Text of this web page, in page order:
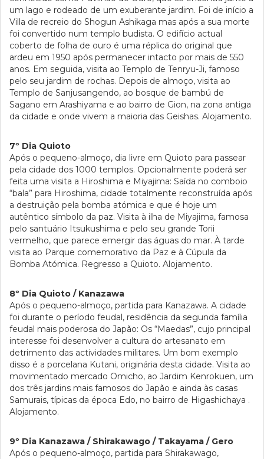
um lago e rodeado de um exuberante jardim. Foi de início a
Villa de recreio do Shogun Ashikaga mas após a sua morte
foi convertido num templo budista. O edifício actual
coberto de folha de ouro é uma réplica do original que
ardeu em 1950 após permanecer intacto por mais de 550
anos. Em seguida, visita ao Templo de Tenryu-Ji, famoso
pelo seu jardim de rochas. Depois de almoço, visita ao
Templo de Sanjusangendo, ao bosque de bambú de
Sagano em Arashiyama e ao bairro de Gion, na zona antiga
da cidade e onde vivem a maioria das Geishas. Alojamento.
7º Dia Quioto
Após o pequeno-almoço, dia livre em Quioto para passear
pela cidade dos 1000 templos. Opcionalmente poderá ser
feita uma visita a Hiroshima e Miyajima: Saída no comboio
“bala” para Hiroshima, cidade totalmente reconstruída após
a destruição pela bomba atómica e que é hoje um
autêntico símbolo da paz. Visita à ilha de Miyajima, famosa
pelo santuário Itsukushima e pelo seu grande Torii
vermelho, que parece emergir das águas do mar. À tarde
visita ao Parque comemorativo da Paz e à Cúpula da
Bomba Atómica. Regresso a Quioto. Alojamento.
8º Dia Quioto / Kanazawa
Após o pequeno-almoço, partida para Kanazawa. A cidade
foi durante o período feudal, residência da segunda família
feudal mais poderosa do Japão: Os “Maedas”, cujo principal
interesse foi desenvolver a cultura do artesanato em
detrimento das actividades militares. Um bom exemplo
disso é a porcelana Kutani, originária desta cidade. Visita ao
movimentado mercado Omicho, ao Jardim Kenrokuen, um
dos três jardins mais famosos do Japão e ainda às casas
Samurais, típicas da época Edo, no bairro de Higashichaya .
Alojamento.
9º Dia Kanazawa / Shirakawago / Takayama / Gero
Após o pequeno-almoço, partida para Shirakawago,